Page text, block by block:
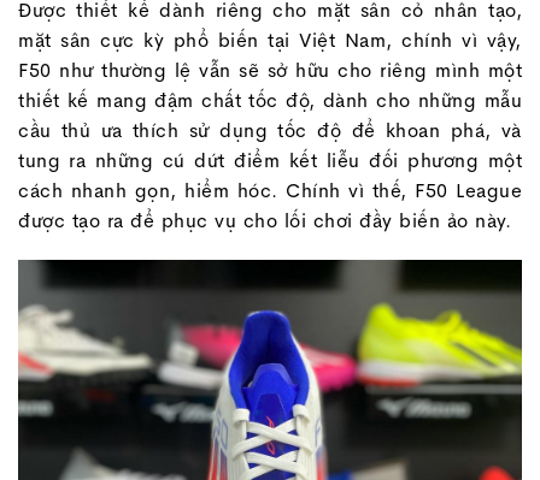
Được thiết kế dành riêng cho mặt sân cỏ nhân tạo,
mặt sân cực kỳ phổ biến tại Việt Nam, chính vì vậy,
F50 như thường lệ vẫn sẽ sở hữu cho riêng mình một
thiết kế mang đậm chất tốc độ, dành cho những mẫu
cầu thủ ưa thích sử dụng tốc độ để khoan phá, và
tung ra những cú dứt điểm kết liễu đối phương một
cách nhanh gọn, hiểm hóc. Chính vì thế, F50 League
được tạo ra để phục vụ cho lối chơi đầy biến ảo này.